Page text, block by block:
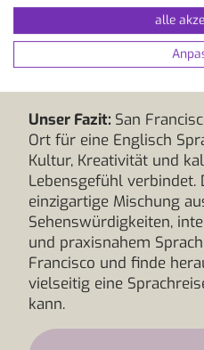
oder nach einem langen
nichts kümmern musst
deine Sprachreise in
kannst.
Unser Fazit: San
Ort für eine Englisch
Kultur, Kreativität und
Lebensgefühl verbindet.
einzigartige Mischung
Sehenswürdigkeiten,
und praxisnahem
Francisco und finde
vielseitig eine
kann.
alle